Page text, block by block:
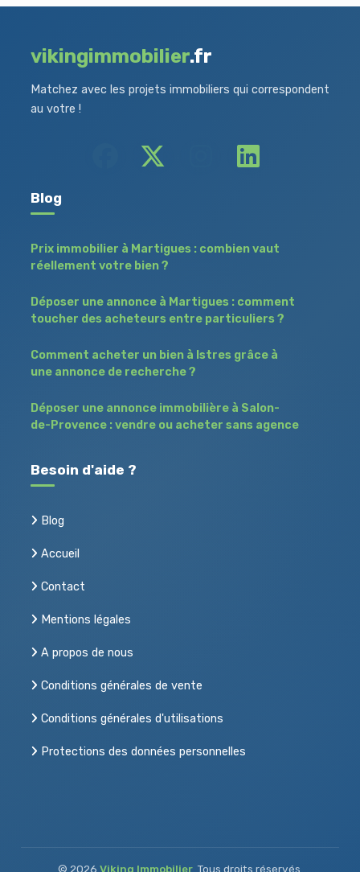
vikingimmobilier.fr
Matchez avec les projets immobiliers qui correspondent
au votre !
Blog
Prix immobilier à Martigues : combien vaut
réellement votre bien ?
Déposer une annonce à Martigues : comment
toucher des acheteurs entre particuliers ?
Comment acheter un bien à Istres grâce à
une annonce de recherche ?
Déposer une annonce immobilière à Salon-
de-Provence : vendre ou acheter sans agence
Besoin d'aide ?
Blog
Accueil
Contact
Mentions légales
A propos de nous
Conditions générales de vente
Conditions générales d'utilisations
Protections des données personnelles
© 2026 Viking Immobilier. Tous droits réservés.